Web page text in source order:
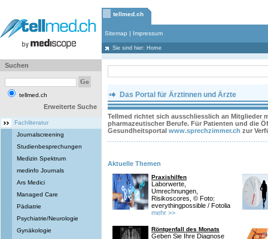
tellmed.ch
Sitemap | Impressum
Sie sind hier: Home
Suchen
tellmed.ch
Erweiterte Suche
Fachliteratur
Journalscreening
Studienbesprechungen
Medizin Spektrum
medinfo Journals
Ars Medici
Managed Care
Pädiatrie
Psychiatrie/Neurologie
Gynäkologie
Das Portal für Ärztinnen und Ärzte
Tellmed richtet sich ausschliesslich an Mitglieder
pharmazeutischer Berufe. Für Patienten und die
Gesundheitsportal www.sprechzimmer.ch zur
Aktuelle Themen
Praxishilfen
Laborwerte,
Umrechnungen,
Risikoscores, © Foto:
everythingpossible / Fotolia
mehr >>
Röntgenfall des Monats
Geben Sie Ihre Diagnose